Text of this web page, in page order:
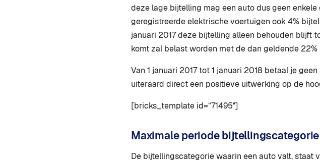
deze lage bijtelling mag een auto dus geen
geregistreerde elektrische voertuigen ook 4%
januari 2017 deze bijtelling alleen behouden
komt zal belast worden met de dan geldende
Van 1 januari 2017 tot 1 januari 2018 betaal je
uiteraard direct een positieve uitwerking op de
[bricks_template id=”71495″]
Maximale periode bijtellingscategorie
De bijtellingscategorie waarin een auto valt, staat